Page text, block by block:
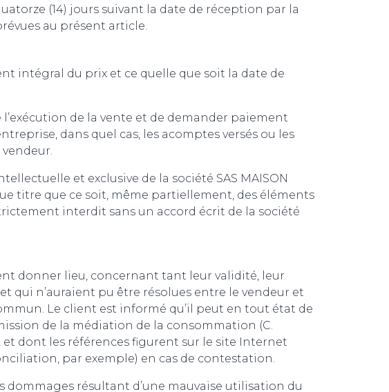
(14) jours suivant la date de réception par la
au présent article.
intégral du prix et ce quelle que soit la date de
de la vente et de demander paiement
dans quel cas, les acomptes versés ou les
et exclusive de la société SAS MAISON
titre que ce soit, même partiellement, des éléments
interdit sans un accord écrit de la société
donner lieu, concernant tant leur validité, leur
qui n’auraient pu être résolues entre le vendeur et
Le client est informé qu’il peut en tout état de
de la médiation de la consommation (C.
et dont les références figurent sur le site Internet
par exemple) en cas de contestation.
dommages résultant d’une mauvaise utilisation du